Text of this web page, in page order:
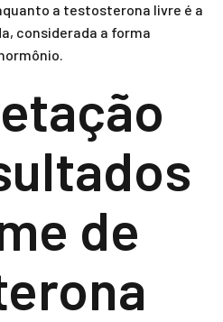
a testosterona livre é a
considerada a forma
de